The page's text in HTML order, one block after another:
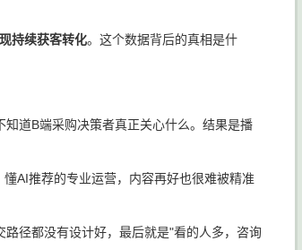
持续获客转化。这个数据背后的真相是什
道B端采购决策者真正关心什么。结果是播
AI推荐的专业运营，内容再好也很难被精准
径都没有设计好，最后就是"看的人多，咨询